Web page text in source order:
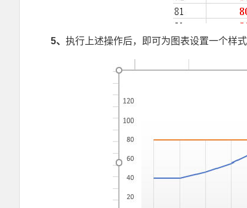
5、 执行上述操作后，即可为图表设置一个样式